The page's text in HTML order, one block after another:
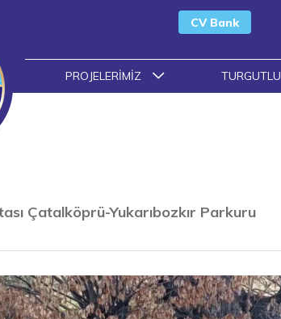
PROJELERIMIZ TURGUTLU
CV Bank
Çatalköprü-Yukarıbozkır Parkuru